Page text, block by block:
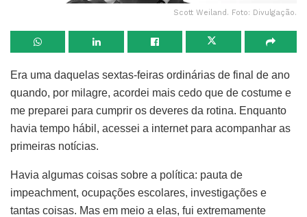
Scott Weiland. Foto: Divulgação.
Era uma daquelas sextas-feiras ordinárias de final de ano
quando, por milagre, acordei mais cedo que de costume e
me preparei para cumprir os deveres da rotina. Enquanto
havia tempo hábil, acessei a internet para acompanhar as
primeiras notícias.
Havia algumas coisas sobre a política: pauta de
impeachment, ocupações escolares, investigações e
tantas coisas. Mas em meio a elas, fui extremamente